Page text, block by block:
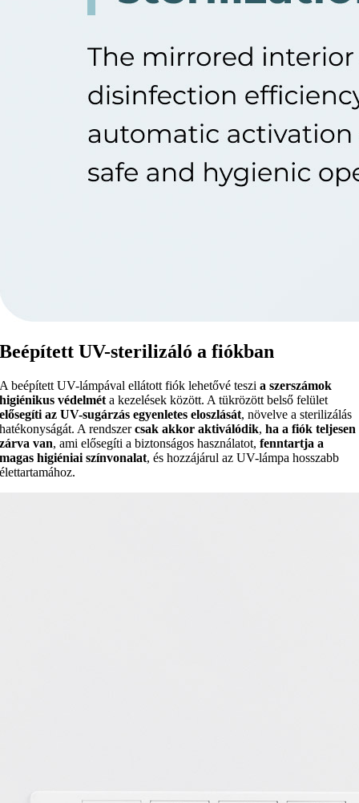
Beépített UV-sterilizáló a fiókban
A beépített UV-lámpával ellátott fiók lehetővé teszia szerszámok
higiénikus védelmét a kezelések között. A tükrözött belső felület
elősegíti az UV-sugárzás egyenletes eloszlását, növelve a sterilizálás
hatékonyságát. A rendszercsak akkor aktiválódik,ha a fiók teljesen
zárva van, ami elősegíti a biztonságos használatot,fenntartja a
magas higiéniai színvonalat, és hozzájárul az UV-lámpa hosszabb
élettartamához.